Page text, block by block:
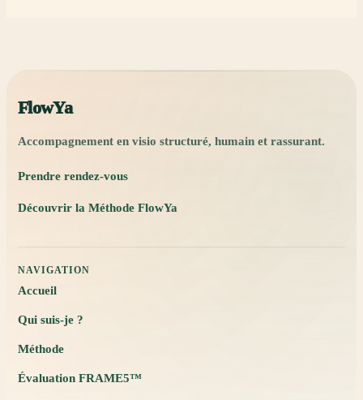
FlowYa
Accompagnement en visio structuré, humain et rassurant.
Prendre rendez-vous
Découvrir la Méthode FlowYa
NAVIGATION
Accueil
Qui suis-je ?
Méthode
Évaluation FRAME5™